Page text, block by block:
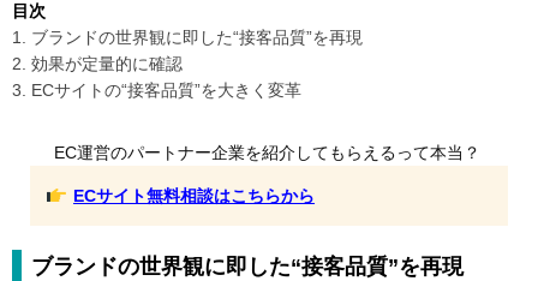
目次
1. ブランドの世界観に即した“接客品質”を再現
2. 効果が定量的に確認
3. ECサイトの“接客品質”を大きく変革
EC運営のパートナー企業を紹介してもらえるって本当？
ECサイト無料相談はこちらから
ブランドの世界観に即した“接客品質”を再現